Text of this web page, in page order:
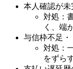
本人確認が
対処：
く、端
与信枠不足
対処：
をずら